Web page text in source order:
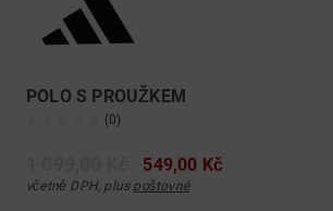
POLO S PROUŽKEM
(0)
549,00 Kč
včetně DPH, plus poštovné